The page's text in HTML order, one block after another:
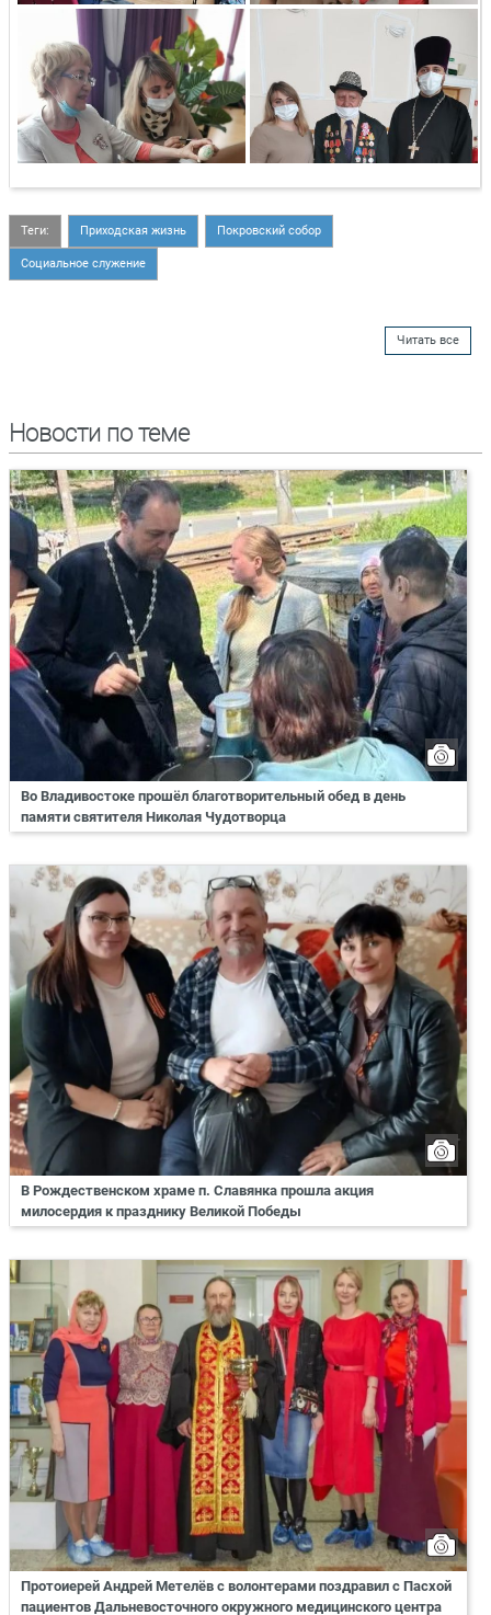
Теги: Приходская жизнь Покровский собор
Социальное служение
Читать все
Новости по теме
Во Владивостоке прошёл благотворительный обед в день
памяти святителя Николая Чудотворца
В Рождественском храме п. Славянка прошла акция
милосердия к празднику Великой Победы
Протоиерей Андрей Метелёв с волонтерами поздравил с Пасхой
пациентов Дальневосточного окружного медицинского центра